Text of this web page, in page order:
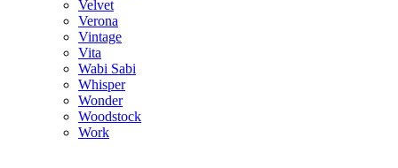
Velvet
Verona
Vintage
Vita
Wabi Sabi
Whisper
Wonder
Woodstock
Work